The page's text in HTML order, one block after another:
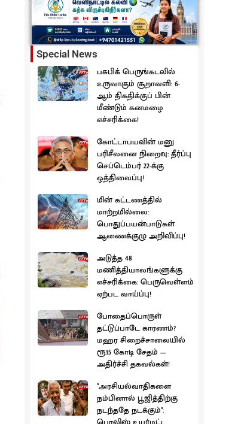
Special News
பசுபிக் பெருங்கடலில்
உருவாகும் சூறாவளி: 6-
ஆம் திகதிக்குப் பின்
மீண்டும் கனமழை
எச்சரிக்கை!
கோட்டாபயவின் மனு
பரிசீலனை நிறைவு: தீர்ப்பு
செப்டெம்பர் 22-க்கு
ஒத்திவைப்பு!
மின் கட்டணத்தில்
மாற்றமில்லை:
பொதுப்பயன்பாடுகள்
ஆணைக்குழு அறிவிப்பு!
அடுத்த 48
மணித்தியாலங்களுக்கு
எச்சரிக்கை: பெருவெள்ளம்
ஏற்பட வாய்ப்பு!
போதைப்பொருள்
தட்டுப்பாடே காரணம்?
மஹர சிறைச்சாலையில்
ரூ.15 கோடி சேதம் —
அதிர்ச்சி தகவல்கள்!
"அரசியல்வாதிகளை
நம்பினால் பூஜித்திற்கு
நடந்ததே நடக்கும்":